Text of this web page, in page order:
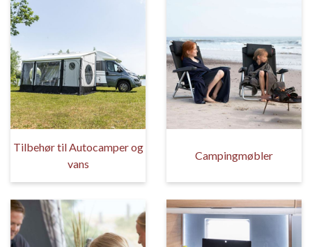
Tilbehør til Autocamper og
vans
Campingmøbler